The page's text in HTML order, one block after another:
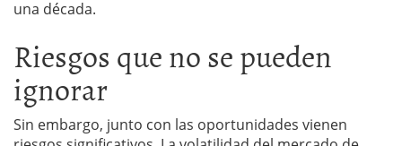
una década.
Riesgos que no se pueden
ignorar
Sin embargo, junto con las oportunidades vienen